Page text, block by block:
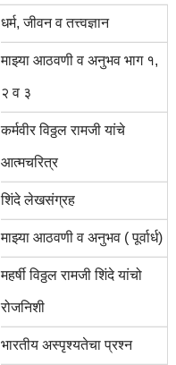
धर्म, जीवन व तत्त्वज्ञान
माझ्या आठवणी व अनुभव भाग १,
२ व ३
कर्मवीर विठ्ठल रामजी यांचे
आत्मचरित्र
शिंदे लेखसंग्रह
माझ्या आठवणी व अनुभव ( पूर्वार्ध)
महर्षी विठ्ठल रामजी शिंदे यांचो
रोजनिशी
भारतीय अस्पृश्यतेचा प्रश्न